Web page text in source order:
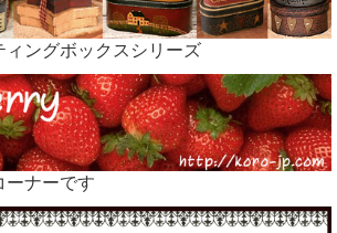
ィングボックスシリーズ
ーナーです